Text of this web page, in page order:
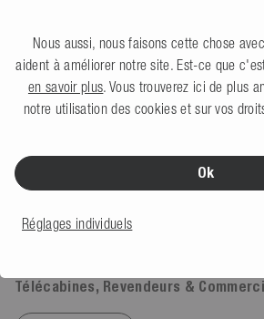
Excellent
Télécabines, Revendeurs &
Nous aussi, nous faisons cette chose
aident à améliorer notre site. Est-ce que
en savoir plus. Vous trouverez ici de plus
notre utilisation des cookies et sur vos
Ok
Réglages individuels